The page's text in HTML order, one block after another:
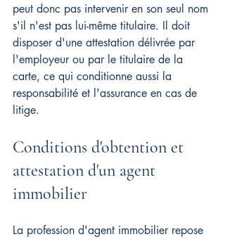
peut donc pas intervenir en son seul nom
s'il n'est pas lui-même titulaire. Il doit
disposer d'une attestation délivrée par
l'employeur ou par le titulaire de la
carte, ce qui conditionne aussi la
responsabilité et l'assurance en cas de
litige.
Conditions d'obtention et
attestation d'un agent
immobilier
La profession d'agent immobilier repose